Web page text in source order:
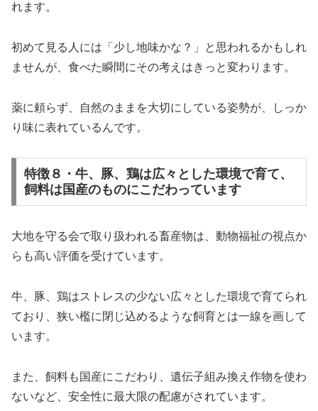
れます。
初めて見る人には「少し地味かな？」と思われるかもしれ
ませんが、食べた瞬間にその考えはきっと変わります。
薬に頼らず、自然のままを大切にしている姿勢が、しっか
り味に表れているんです。
特徴８・牛、豚、鶏は広々とした環境で育て、
飼料は国産のものにこだわっています
大地を守る会で取り扱われる畜産物は、動物福祉の視点か
らも高い評価を受けています。
牛、豚、鶏はストレスの少ない広々とした環境で育てられ
ており、狭い檻に閉じ込めるような飼育とは一線を画して
います。
また、飼料も国産にこだわり、遺伝子組み換え作物を使わ
ないなど、安全性に最大限の配慮がされています。